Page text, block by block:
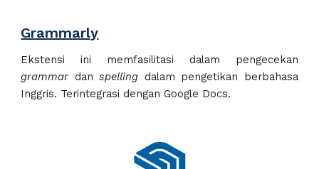
Grammarly
Ekstensi ini memfasilitasi dalam pengecekan
grammar danspelling dalam pengetikan berbahasa
Inggris. Terintegrasi dengan Google Docs.